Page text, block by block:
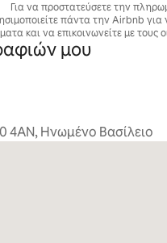
Για να προστατεύσετε την
πάντα την Airbnb για
και να επικοινωνείτε με τους
μου
4AN, Ηνωμένο Βασίλειο